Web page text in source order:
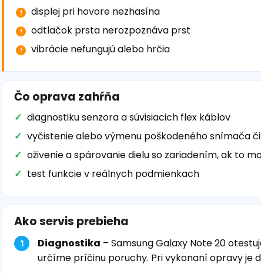
displej pri hovore nezhasína
odtlačok prsta nerozpoznáva prst
vibrácie nefungujú alebo hrčia
Čo oprava zahŕňa
diagnostiku senzora a súvisiacich flex káblov
vyčistenie alebo výmenu poškodeného snímača
oživenie a spárovanie dielu so zariadením, ak to
test funkcie v reálnych podmienkach
Ako servis prebieha
Diagnostika – Samsung Galaxy Note 20
určíme príčinu poruchy. Pri vykonaní opravy je